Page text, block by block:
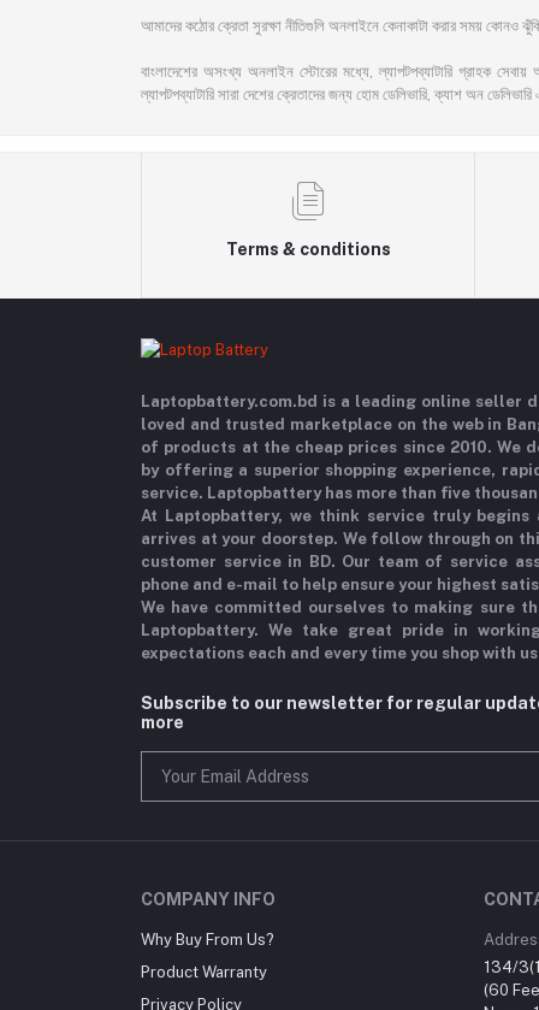
আমাদের কঠোর ক্রেতা সুরক্ষা নীতিগুলি অনলাইনে কেনাকাটা করার সময় কোনও ঝুঁকি
বাংলাদেশের অসংখ্য অনলাইন স্টোরের মধ্যে, ল্যাপটপব্যাটারি গ্রাহক
ল্যাপটপব্যাটারি সারা দেশের ক্রেতাদের জন্য হোম ডেলিভারি, ক্যাশ অন
Terms & conditions
Laptopbattery.com.bd is a leading online seller
loved and trusted marketplace on the web in
of products at the cheap prices since 2010. We
by offering a superior shopping experience,
service. Laptopbattery has more than five
At Laptopbattery, we think service truly
arrives at your doorstep. We follow through on
customer service in BD. Our team of service
phone and e-mail to help ensure your highest
We have committed ourselves to making sure
Laptopbattery. We take great pride in
expectations each and every time you shop with
Subscribe to our newsletter for regular
more
COMPANY INFO
Why Buy From Us?
Product Warranty
Privacy Policy
134/
(60